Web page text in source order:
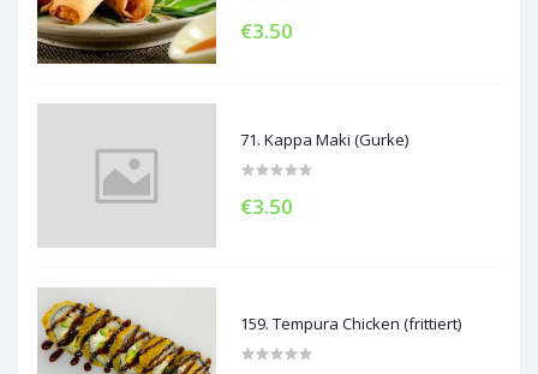
€3.50
71. Kappa Maki (Gurke)
€3.50
159. Tempura Chicken (frittiert)